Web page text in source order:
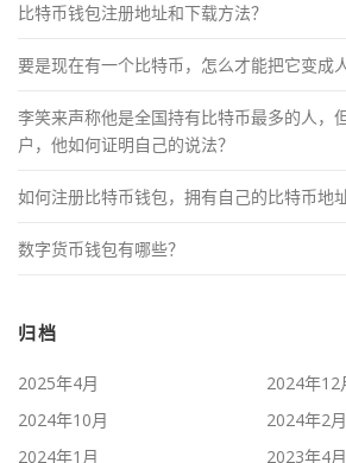
比特币钱包注册地址和下载方法？
要是现在有一个比特币，怎么才能把它变成
李笑来声称他是全国持有比特币最多的人，
户，他如何证明自己的说法？
如何注册比特币钱包，拥有自己的比特币地
数字货币钱包有哪些？
归档
2025年4月
2024年12
2024年10月
2024年2月
2024年1月
2023年4月